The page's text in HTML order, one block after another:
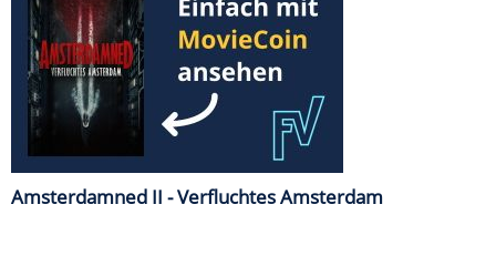
Amsterdamned II - Verfluchtes Amsterdam